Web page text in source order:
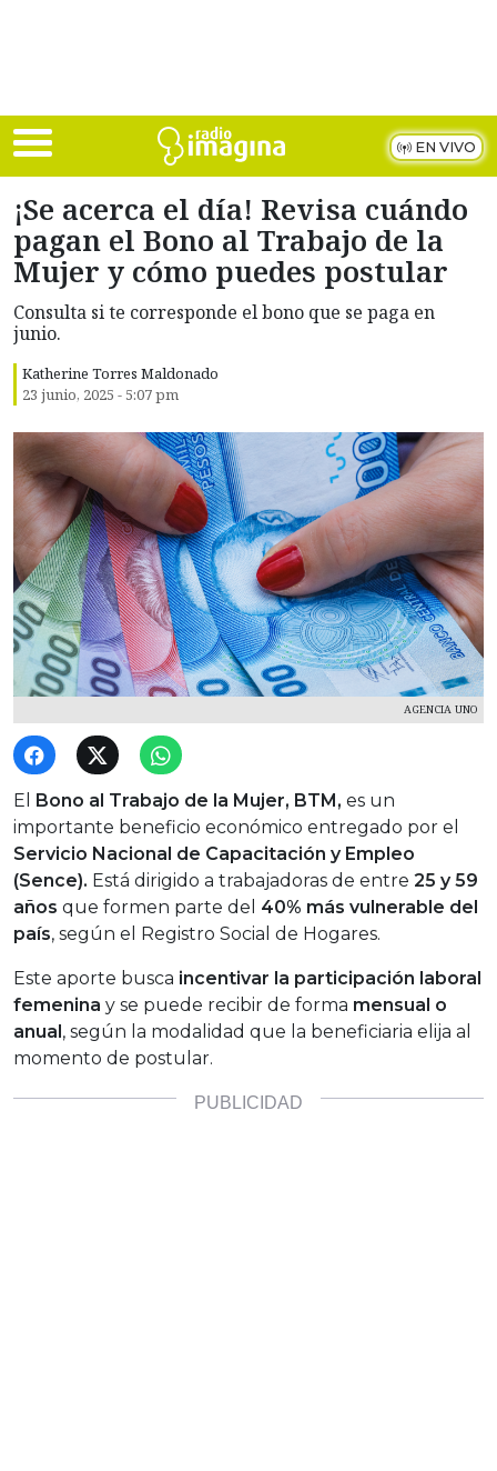
EN VIVO
¡Se acerca el día! Revisa cuándo
pagan el Bono al Trabajo de la
Mujer y cómo puedes postular
Consulta si te corresponde el bono que se paga en
junio.
Katherine Torres Maldonado
23 junio, 2025 - 5:07 pm
AGENCIA UNO
El Bono al Trabajo de la Mujer, BTM, es un
importante beneficio económico entregado por el
Servicio Nacional de Capacitación y Empleo
(Sence). Está dirigido a trabajadoras de entre 25 y 59
años que formen parte del 40% más vulnerable del
país, según el Registro Social de Hogares.
Este aporte busca incentivar la participación laboral
femenina y se puede recibir de forma mensual o
anual , según la modalidad que la beneficiaria elija al
momento de postular.